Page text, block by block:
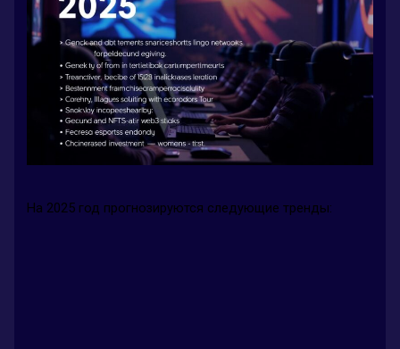
На 2025 год прогнозируются следующие тренды: